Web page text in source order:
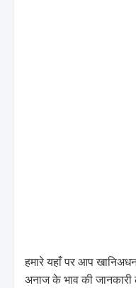
हमारे यहाँ पर आप
अनाज के भाव की